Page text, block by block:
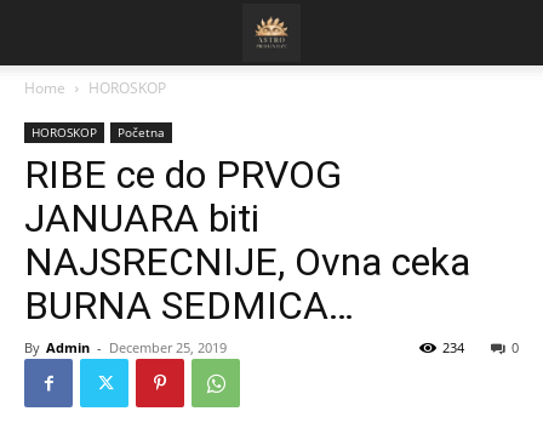
Home HOROSKOP
HOROSKOP Početna
RIBE ce do PRVOG
JANUARA biti
NAJSRECNIJE, Ovna ceka
BURNA SEDMICA…
By Admin - December 25, 2019 0
234